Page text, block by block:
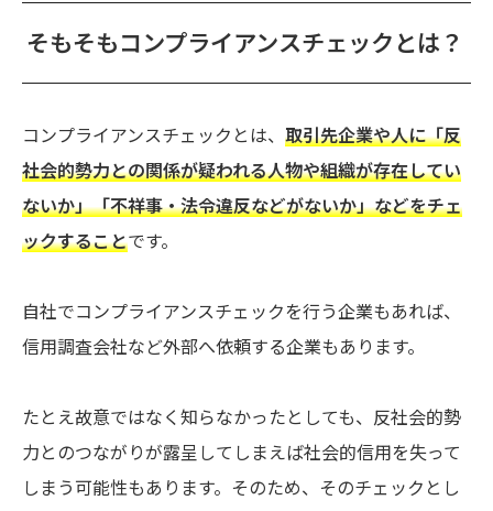
そもそもコンプライアンスチェックとは？
コンプライアンスチェックとは、 取引先企業や人に「反
社会的勢力との関係が疑われる人物や組織が存在してい
ないか」「不祥事・法令違反などがないか」などをチェ
ックすることです。
自社でコンプライアンスチェックを行う企業もあれば、
信用調査会社など外部へ依頼する企業もあります。
たとえ故意ではなく知らなかったとしても、反社会的勢
力とのつながりが露呈してしまえば社会的信用を失って
しまう可能性もあります。そのため、そのチェックとし